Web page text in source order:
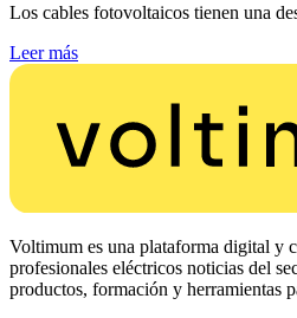
Los cables fotovoltaicos tienen una
Leer más
Voltimum es una plataforma digital y
profesionales eléctricos noticias del
productos, formación y herramientas